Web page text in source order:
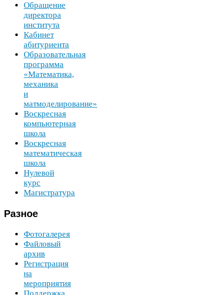
Обращение
директора
института
Кабинет
абитуриента
Образовательная
программа
«Математика,
механика
и
матмоделирование»
Воскресная
компьютерная
школа
Воскресная
математическая
школа
Нулевой
курс
Магистратура
Разное
Фотогалерея
Файловый
архив
Регистрация
на
мероприятия